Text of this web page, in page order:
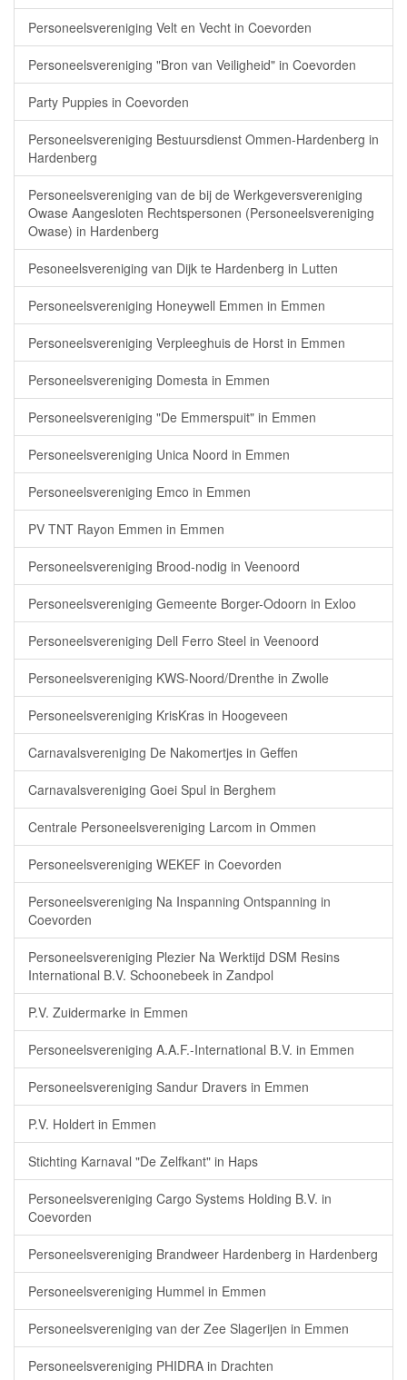
Personeelsvereniging Velt en Vecht in Coevorden
Personeelsvereniging "Bron van Veiligheid" in Coevorden
Party Puppies in Coevorden
Personeelsvereniging Bestuursdienst Ommen-Hardenberg in
Hardenberg
Personeelsvereniging van de bij de Werkgeversvereniging
Owase Aangesloten Rechtspersonen (Personeelsvereniging
Owase) in Hardenberg
Pesoneelsvereniging van Dijk te Hardenberg in Lutten
Personeelsvereniging Honeywell Emmen in Emmen
Personeelsvereniging Verpleeghuis de Horst in Emmen
Personeelsvereniging Domesta in Emmen
Personeelsvereniging "De Emmerspuit" in Emmen
Personeelsvereniging Unica Noord in Emmen
Personeelsvereniging Emco in Emmen
PV TNT Rayon Emmen in Emmen
Personeelsvereniging Brood-nodig in Veenoord
Personeelsvereniging Gemeente Borger-Odoorn in Exloo
Personeelsvereniging Dell Ferro Steel in Veenoord
Personeelsvereniging KWS-Noord/Drenthe in Zwolle
Personeelsvereniging KrisKras in Hoogeveen
Carnavalsvereniging De Nakomertjes in Geffen
Carnavalsvereniging Goei Spul in Berghem
Centrale Personeelsvereniging Larcom in Ommen
Personeelsvereniging WEKEF in Coevorden
Personeelsvereniging Na Inspanning Ontspanning in
Coevorden
Personeelsvereniging Plezier Na Werktijd DSM Resins
International B.V. Schoonebeek in Zandpol
P.V. Zuidermarke in Emmen
Personeelsvereniging A.A.F.-International B.V. in Emmen
Personeelsvereniging Sandur Dravers in Emmen
P.V. Holdert in Emmen
Stichting Karnaval "De Zelfkant" in Haps
Personeelsvereniging Cargo Systems Holding B.V. in
Coevorden
Personeelsvereniging Brandweer Hardenberg in Hardenberg
Personeelsvereniging Hummel in Emmen
Personeelsvereniging van der Zee Slagerijen in Emmen
Personeelsvereniging PHIDRA in Drachten